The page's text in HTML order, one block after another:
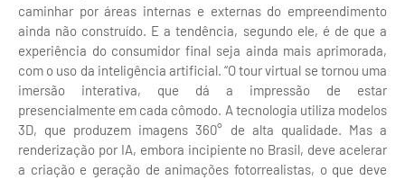
caminhar por áreas internas e externas do empreendimento
ainda não construído. E a tendência, segundo ele, é de que a
experiência do consumidor final seja ainda mais aprimorada,
com o uso da inteligência artificial. “O tour virtual se tornou uma
imersão interativa, que dá a impressão de estar
presencialmente em cada cômodo. A tecnologia utiliza modelos
3D, que produzem imagens 360° de alta qualidade. Mas a
renderização por IA, embora incipiente no Brasil, deve acelerar
a criação e geração de animações fotorrealistas, o que deve